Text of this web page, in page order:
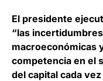
El presidente
“las
macroeconómicas
competencia en el
del capital cada